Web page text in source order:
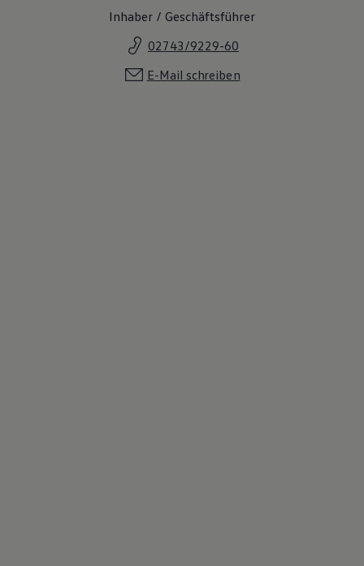
Inhaber / Geschäftsführer
02743/9229-60
E-Mail schreiben